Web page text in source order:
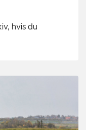
hvis du